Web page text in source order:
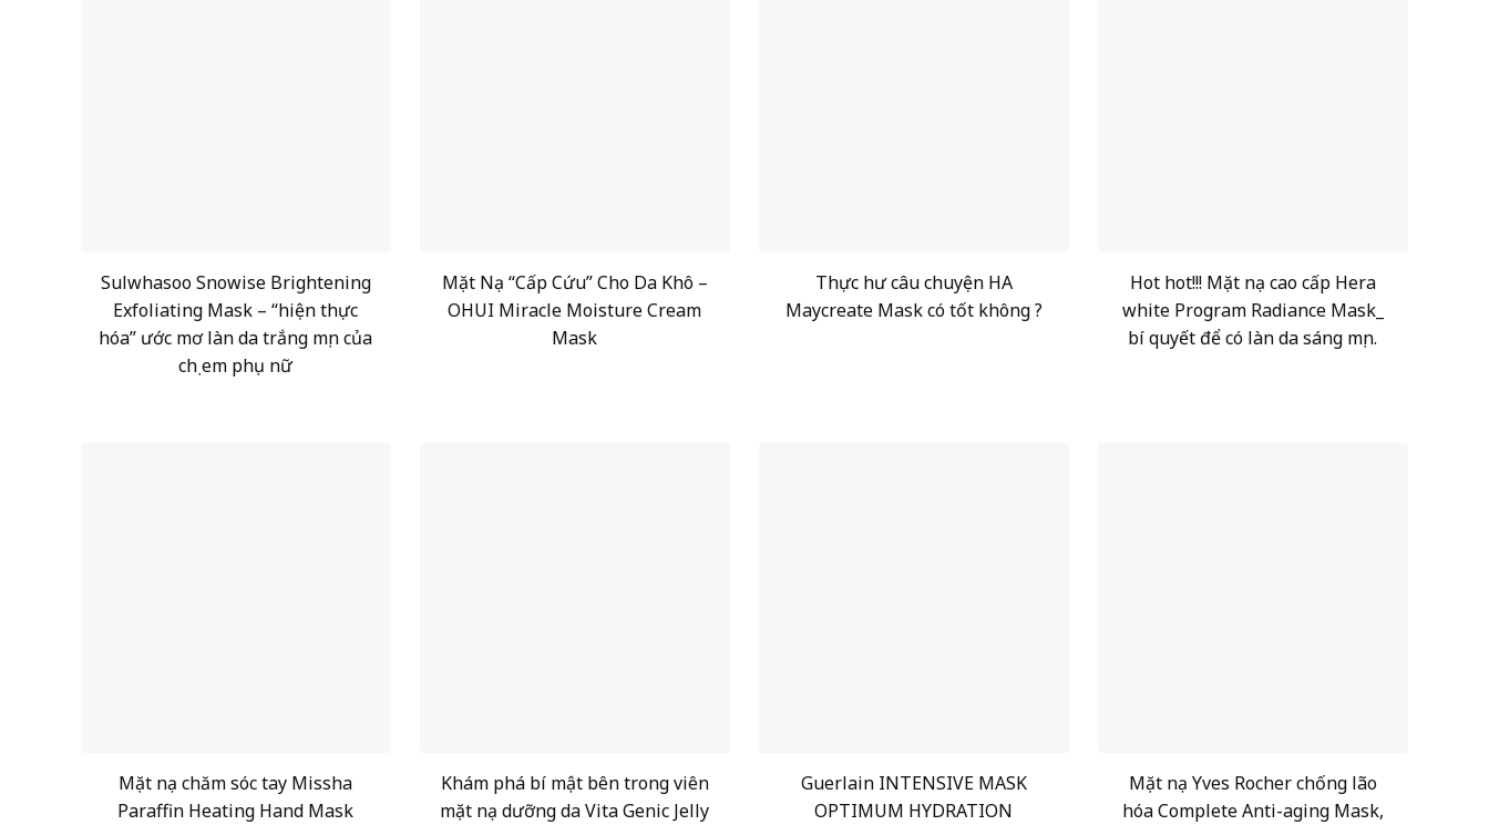
Sulwhasoo Snowise Brightening
Exfoliating Mask – “hiện thực
hóa” ước mơ làn da trắng mịn của
chị em phụ nữ
Mặt Nạ “Cấp Cứu” Cho Da Khô –
OHUI Miracle Moisture Cream
Mask
Thực hư câu chuyện HA
Maycreate Mask có tốt không ?
Hot hot!!! Mặt nạ cao cấp Hera
white Program Radiance Mask_
bí quyết để có làn da sáng mịn.
Mặt nạ chăm sóc tay Missha
Paraffin Heating Hand Mask
Khám phá bí mật bên trong viên
mặt nạ dưỡng da Vita Genic Jelly
Guerlain INTENSIVE MASK
OPTIMUM HYDRATION
Mặt nạ Yves Rocher chống lão
hóa Complete Anti-aging Mask,